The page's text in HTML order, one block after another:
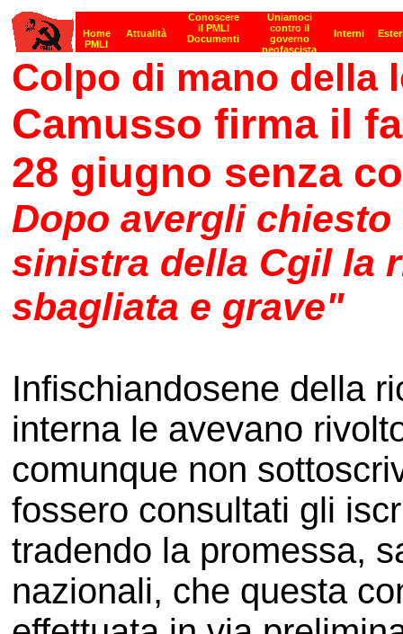
Colpo di mano della
Camusso firma il
28 giugno senza
Dopo avergli
sinistra della Cgil la
sbagliata e grave"
Infischiandosene della
interna le avevano
comunque non
fossero consultati gli
tradendo la promessa,
nazionali, che questa